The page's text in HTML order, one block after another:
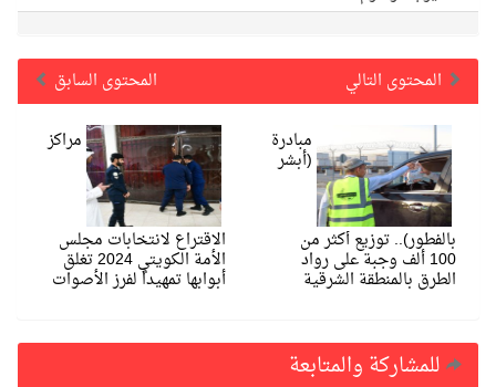
المحتوى السابق
المحتوى التالي
مراكز
الاقتراع لانتخابات مجلس
الأمة الكويتي 2024 تغلق
أبوابها تمهيداً لفرز الأصوات
مبادرة
(أبشر
بالفطور).. توزيع أكثر من
100 ألف وجبة على رواد
الطرق بالمنطقة الشرقية
للمشاركة والمتابعة